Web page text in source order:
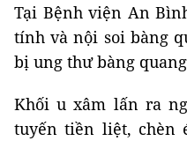
Tại Bệnh viện An
tính và nội soi bàng
bị ung thư bàng
Khối u xâm lấn ra
tuyến tiền liệt, chèn